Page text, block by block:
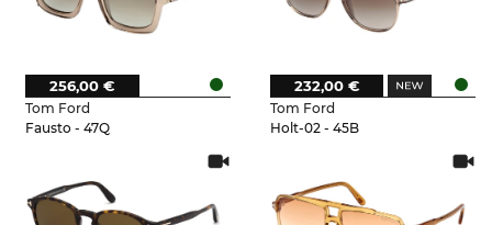
Tom Ford
Fausto - 47Q
256,00 €
Tom Ford
Holt-02 - 45B
232,00 €